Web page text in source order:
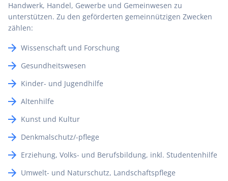
Handwerk, Handel, Gewerbe und Gemeinwesen zu
unterstützen. Zu den geförderten gemeinnützigen Zwecken
zählen:
Wissenschaft und Forschung
Gesundheitswesen
Kinder- und Jugendhilfe
Altenhilfe
Kunst und Kultur
Denkmalschutz/-pflege
Erziehung, Volks- und Berufsbildung, inkl. Studentenhilfe
Umwelt- und Naturschutz, Landschaftspflege